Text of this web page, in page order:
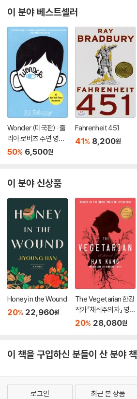
이 분야 베스트셀러
Wonder (미국판) : 줄
리아 로버츠 주연 영화
'원더' 원작 소설
50% 6,500원
Fahrenheit 451
41% 8,200원
이 분야 신상품
Honey in the Wound
20% 22,960원
The Vegetarian 한강
작가『채식주의자』 영문
판 (미국판)
20% 28,080원
이 책을 구입하신 분들이 산 분야 책
로그인 최근 본 상품